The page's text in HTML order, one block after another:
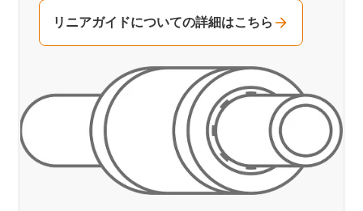
リニアガイドについての詳細はこちら